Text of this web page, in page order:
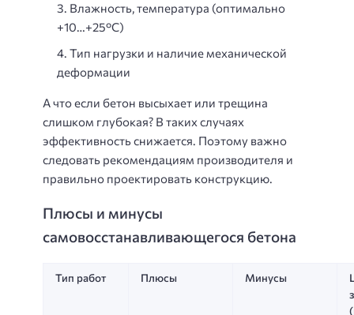
Влажность, температура (оптимально
+10…+25°C)
Тип нагрузки и наличие механической
деформации
А что если бетон высыхает или трещина
слишком глубокая? В таких случаях
эффективность снижается. Поэтому важно
следовать рекомендациям производителя и
правильно проектировать конструкцию.
Плюсы и минусы
самовосстанавливающегося бетона
Тип работ Плюсы Минусы